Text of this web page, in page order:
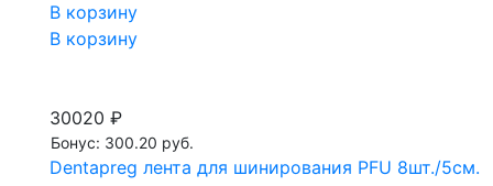
В корзину
В корзину
30020 ₽
Бонус: 300.20 руб.
Dentapreg лента для шинирования PFU 8шт./5см.